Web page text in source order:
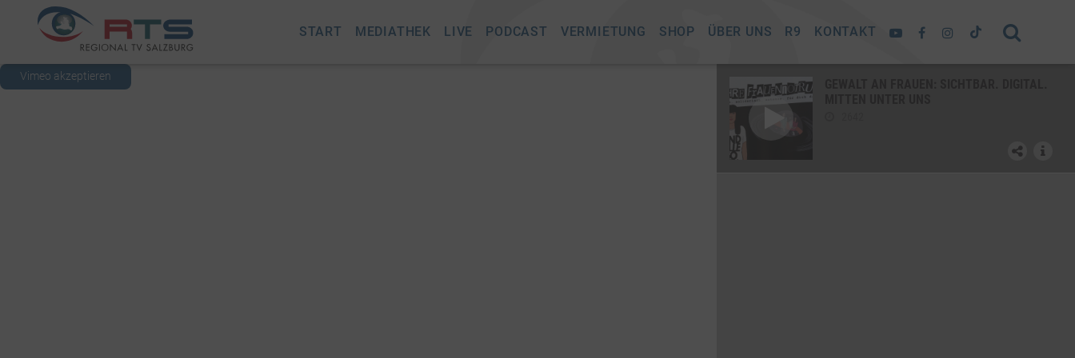
START MEDIATHEK LIVE PODCAST VERMIETUNG SHOP ÜBER UNS R9 KONTAKT
Vimeo akzeptieren